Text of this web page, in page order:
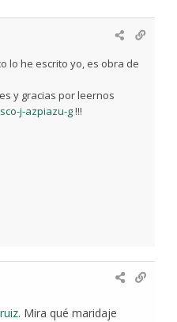
lo he escrito yo, es obra de
y gracias por leernos
j-azpiazu-g!!!
. Mira qué maridaje